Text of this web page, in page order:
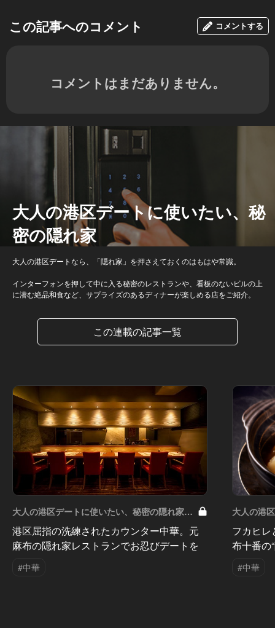
この記事へのコメント コメントする
コメントはまだありません。
大人の港区デートに使いたい、秘
密の隠れ家
大人の港区デートなら、「隠れ家」を押さえておくのはもはや常識。
インターフォンを押して中に入る秘密のレストランや、看板のないビルの上
に潜む絶品和食など、サプライズのあるディナーが楽しめる店をご紹介。
この連載の記事一覧
大人の港区デートに使いたい、秘密の隠れ家
Vol.8
港区屈指の洗練されたカウンター中華。元
麻布の隠れ家レストランでお忍びデートを
#中華
大人の港
フカヒ
布十番の
#中華